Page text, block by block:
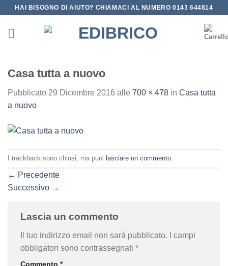
Salta
contenuti
HAI BISOGNO DI AIUTO? CHIAMACI AL NUMERO 0143 644814
Casa tutta a nuovo
Pubblicato 29 Dicembre 2016 alle 700 × 478 in Casa tutta
a nuovo
I trackback sono chiusi, ma puoi lasciare un commento
← Precedente
Successivo →
Lascia un commento
Il tuo indirizzo email non sarà pubblicato.
I campi
obbligatori sono contrassegnati *
Commento *